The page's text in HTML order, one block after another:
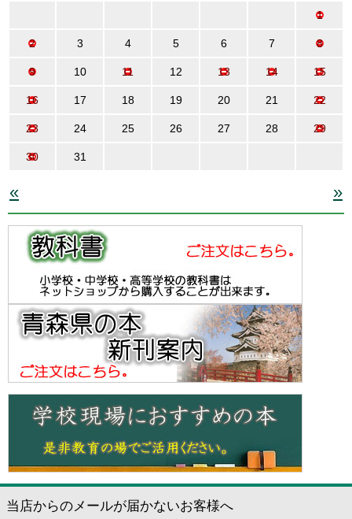
1
2 3 4 5 6 7 8
9 10 11 12 13 14 15
16 17 18 19 20 21 22
23 24 25 26 27 28 29
30 31
« »
当店からのメールが届かないお客様へ